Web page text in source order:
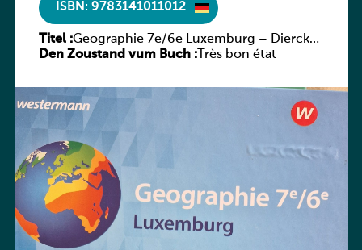
ISBN: 9783141011012
Titel :Geographie 7e/6e Luxemburg – Diercke
Praxis
Den Zoustand vum Buch :Très bon état